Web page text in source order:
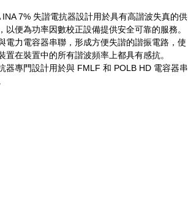
INA 7% 失諧電抗器設計用於具有高諧波失真的供
以便為功率因數校正設備提供安全可靠的服務。
電力電容器串聯，形成方便失諧的諧振電路，使
置在裝置中的所有諧波頻率上都具有感抗。
器專門設計用於與 FMLF 和 POLB HD 電容器串